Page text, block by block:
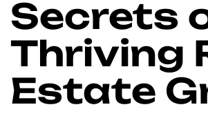
Secrets
Thriving
Estate